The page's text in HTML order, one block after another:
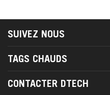
SUIVEZ NOUS
TAGS CHAUDS
CONTACTER DTECH